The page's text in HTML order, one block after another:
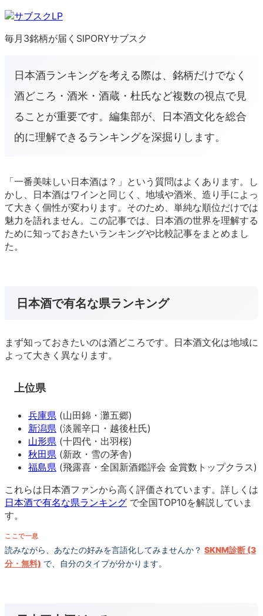
毎月3銘柄が届くSIPORYサブスク
日本酒ランキングを考える際は、銘柄だけでなく
酒どころ・酒米・酒蔵・杜氏など複数の視点で見
ることが重要です。編集部が、日本酒文化を総合
的に理解できるランキングを深掘りします。
「一番美味しい日本酒は？」という質問はよくあります。し
かし、日本酒はワインと同じく、地域や酒米、造り手によっ
て大きく個性が変わります。そのため、単純な順位だけでは
魅力を語れません。この記事では、日本酒の世界を理解する
ために知っておきたいランキングや比較記事をまとめまし
た。
日本酒で有名な県ランキング
まず知っておきたいのは酒どころです。日本酒文化は地域に
よって大きく異なります。
上位県
兵庫県 (山田錦・灘五郷)
新潟県 (淡麗辛口・越後杜氏)
山形県 (十四代・出羽桜)
秋田県 (新政・雪の茅舎)
福島県 (飛露喜・全国新酒鑑評会 金賞数トップクラス)
これらは日本酒ファンから高く評価されています。詳しくは
日本酒で有名な県ランキング で全国TOP10を解説していま
す。
ここで一息
読みながら、あなたの好みを言語化してみませんか？ SKNM診断 (3
分・無料) で、自分のタイプが分かります。